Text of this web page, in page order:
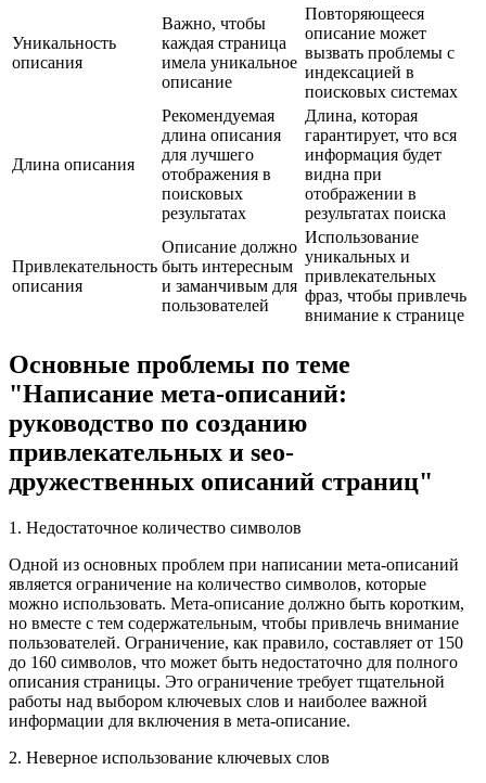
Уникальность
описания
Важно, чтобы
каждая страница
имела уникальное
описание
Повторяющееся
описание может
вызвать проблемы с
индексацией в
поисковых системах
Длина описания
Рекомендуемая
длина описания
для лучшего
отображения в
поисковых
результатах
Длина, которая
гарантирует, что вся
информация будет
видна при
отображении в
результатах поиска
Привлекательность
описания
Описание должно
быть интересным
и заманчивым для
пользователей
Использование
уникальных и
привлекательных
фраз, чтобы привлечь
внимание к странице
Основные проблемы по теме
"Написание мета-описаний:
руководство по созданию
привлекательных и seo-
дружественных описаний страниц"
1. Недостаточное количество символов
Одной из основных проблем при написании мета-описаний
является ограничение на количество символов, которые
можно использовать. Мета-описание должно быть коротким,
но вместе с тем содержательным, чтобы привлечь внимание
пользователей. Ограничение, как правило, составляет от 150
до 160 символов, что может быть недостаточно для полного
описания страницы. Это ограничение требует тщательной
работы над выбором ключевых слов и наиболее важной
информации для включения в мета-описание.
2. Неверное использование ключевых слов